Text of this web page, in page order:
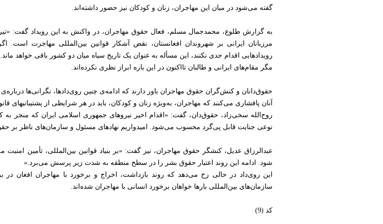
گفته می‌شود در میان این مهاجران، زنان و کودکان نیز حضور داشته‌اند.
به گزارش طلوع، محمدجمال مسلم، فعال حقوق مهاجران، در واکنش به این رویداد گفت:
مرزبانان ایرانی بر شهروندان افغانستان، نقض آشکار قوانین بین‌المللی مهاجرت است.
رویدادهایی اقدام جدی نکنند، این مسأله به عنوان یک تاریخ سیاه میان دو کشور باقی خواهد
مگر مقام‌های ایرانی و طالبان تااکنون در این باره ابراز نظری نکرده‌اند.
حقوق‌دانان و کنش‌گران حقوق مهاجران باور دارند که ادامه‌ی چنین روی‌دادها، نگرانی‌ها
آنان پافشاری می‌کنند که مهاجران، به‌ویژه زنان و کودکان، باید در هر شرایطی از پشتیبانیهای
روح‌الله سخی‌زاد، حقوق‌دان، گفت: «اقدام اخیر نیروهای جمهوری اسلامی ایران که منجر
نوعی جنایت قابل پی‌گرد محسوب می‌شود. امیدواریم نهادهای مسئول و سازمان‌های ناظر بر
عبدالرزاق عدیل، کنشگر حقوق مهاجران، نیز گفت: «بر بنیاد قوانین بین‌المللی، تأمین امنیت
شود. ادامه این روند اعتبار حقوق بشر را در سطح منطقه به شدت زیر پرسش می‌برد.»
این روی‌داد در حالی رخ می‌دهد که روند بازداشت، اخراج و برخورد با مهاجران افغان
سازمان‌های بین‌المللی بارها خواهان برخورد انسانی با مهاجران شده‌اند.
کد (9)